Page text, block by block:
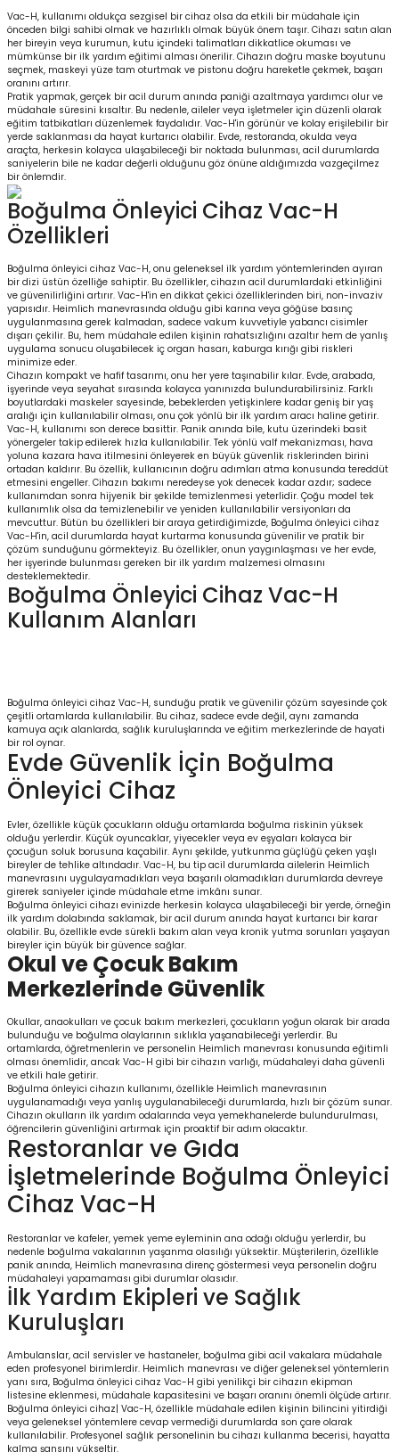
Vac-H, kullanımı oldukça sezgisel bir cihaz olsa da etkili bir müdahale için
önceden bilgi sahibi olmak ve hazırlıklı olmak büyük önem taşır. Cihazı satın alan
her bireyin veya kurumun, kutu içindeki talimatları dikkatlice okuması ve
mümkünse bir ilk yardım eğitimi alması önerilir. Cihazın doğru maske boyutunu
seçmek, maskeyi yüze tam oturtmak ve pistonu doğru hareketle çekmek, başarı
oranını artırır.
Pratik yapmak, gerçek bir acil durum anında paniği azaltmaya yardımcı olur ve
müdahale süresini kısaltır. Bu nedenle, aileler veya işletmeler için düzenli olarak
eğitim tatbikatları düzenlemek faydalıdır. Vac-H'in görünür ve kolay erişilebilir bir
yerde saklanması da hayat kurtarıcı olabilir. Evde, restoranda, okulda veya
araçta, herkesin kolayca ulaşabileceği bir noktada bulunması, acil durumlarda
saniyelerin bile ne kadar değerli olduğunu göz önüne aldığımızda vazgeçilmez
bir önlemdir.
Boğulma Önleyici Cihaz Vac-H
Özellikleri
Boğulma önleyici cihaz Vac-H, onu geleneksel ilk yardım yöntemlerinden ayıran
bir dizi üstün özelliğe sahiptir. Bu özellikler, cihazın acil durumlardaki etkinliğini
ve güvenilirliğini artırır. Vac-H'in en dikkat çekici özelliklerinden biri, non-invaziv
yapısıdır. Heimlich manevrasında olduğu gibi karına veya göğüse basınç
uygulanmasına gerek kalmadan, sadece vakum kuvvetiyle yabancı cisimler
dışarı çekilir. Bu, hem müdahale edilen kişinin rahatsızlığını azaltır hem de yanlış
uygulama sonucu oluşabilecek iç organ hasarı, kaburga kırığı gibi riskleri
minimize eder.
Cihazın kompakt ve hafif tasarımı, onu her yere taşınabilir kılar. Evde, arabada,
işyerinde veya seyahat sırasında kolayca yanınızda bulundurabilirsiniz. Farklı
boyutlardaki maskeler sayesinde, bebeklerden yetişkinlere kadar geniş bir yaş
aralığı için kullanılabilir olması, onu çok yönlü bir ilk yardım aracı haline getirir.
Vac-H, kullanımı son derece basittir. Panik anında bile, kutu üzerindeki basit
yönergeler takip edilerek hızla kullanılabilir. Tek yönlü valf mekanizması, hava
yoluna kazara hava itilmesini önleyerek en büyük güvenlik risklerinden birini
ortadan kaldırır. Bu özellik, kullanıcının doğru adımları atma konusunda tereddüt
etmesini engeller. Cihazın bakımı neredeyse yok denecek kadar azdır; sadece
kullanımdan sonra hijyenik bir şekilde temizlenmesi yeterlidir. Çoğu model tek
kullanımlık olsa da temizlenebilir ve yeniden kullanılabilir versiyonları da
mevcuttur. Bütün bu özellikleri bir araya getirdiğimizde, Boğulma önleyici cihaz
Vac-H'in, acil durumlarda hayat kurtarma konusunda güvenilir ve pratik bir
çözüm sunduğunu görmekteyiz. Bu özellikler, onun yaygınlaşması ve her evde,
her işyerinde bulunması gereken bir ilk yardım malzemesi olmasını
desteklemektedir.
Boğulma Önleyici Cihaz Vac-H
Kullanım Alanları
Boğulma önleyici cihaz Vac-H, sunduğu pratik ve güvenilir çözüm sayesinde çok
çeşitli ortamlarda kullanılabilir. Bu cihaz, sadece evde değil, aynı zamanda
kamuya açık alanlarda, sağlık kuruluşlarında ve eğitim merkezlerinde de hayati
bir rol oynar.
Evde Güvenlik İçin Boğulma
Önleyici Cihaz
Evler, özellikle küçük çocukların olduğu ortamlarda boğulma riskinin yüksek
olduğu yerlerdir. Küçük oyuncaklar, yiyecekler veya ev eşyaları kolayca bir
çocuğun soluk borusuna kaçabilir. Aynı şekilde, yutkunma güçlüğü çeken yaşlı
bireyler de tehlike altındadır. Vac-H, bu tip acil durumlarda ailelerin Heimlich
manevrasını uygulayamadıkları veya başarılı olamadıkları durumlarda devreye
girerek saniyeler içinde müdahale etme imkânı sunar.
Boğulma önleyici cihazı evinizde herkesin kolayca ulaşabileceği bir yerde, örneğin
ilk yardım dolabında saklamak, bir acil durum anında hayat kurtarıcı bir karar
olabilir. Bu, özellikle evde sürekli bakım alan veya kronik yutma sorunları yaşayan
bireyler için büyük bir güvence sağlar.
Okul ve Çocuk Bakım
Merkezlerinde Güvenlik
Okullar, anaokulları ve çocuk bakım merkezleri, çocukların yoğun olarak bir arada
bulunduğu ve boğulma olaylarının sıklıkla yaşanabileceği yerlerdir. Bu
ortamlarda, öğretmenlerin ve personelin Heimlich manevrası konusunda eğitimli
olması önemlidir, ancak Vac-H gibi bir cihazın varlığı, müdahaleyi daha güvenli
ve etkili hale getirir.
Boğulma önleyici cihazın kullanımı, özellikle Heimlich manevrasının
uygulanamadığı veya yanlış uygulanabileceği durumlarda, hızlı bir çözüm sunar.
Cihazın okulların ilk yardım odalarında veya yemekhanelerde bulundurulması,
öğrencilerin güvenliğini artırmak için proaktif bir adım olacaktır.
Restoranlar ve Gıda
İşletmelerinde Boğulma Önleyici
Cihaz Vac-H
Restoranlar ve kafeler, yemek yeme eyleminin ana odağı olduğu yerlerdir, bu
nedenle boğulma vakalarının yaşanma olasılığı yüksektir. Müşterilerin, özellikle
panik anında, Heimlich manevrasına direnç göstermesi veya personelin doğru
müdahaleyi yapamaması gibi durumlar olasıdır.
İlk Yardım Ekipleri ve Sağlık
Kuruluşları
Ambulanslar, acil servisler ve hastaneler, boğulma gibi acil vakalara müdahale
eden profesyonel birimlerdir. Heimlich manevrası ve diğer geleneksel yöntemlerin
yanı sıra, Boğulma önleyici cihaz Vac-H gibi yenilikçi bir cihazın ekipman
listesine eklenmesi, müdahale kapasitesini ve başarı oranını önemli ölçüde artırır.
Boğulma önleyici cihaz| Vac-H, özellikle müdahale edilen kişinin bilincini yitirdiği
veya geleneksel yöntemlere cevap vermediği durumlarda son çare olarak
kullanılabilir. Profesyonel sağlık personelinin bu cihazı kullanma becerisi, hayatta
kalma şansını yükseltir.